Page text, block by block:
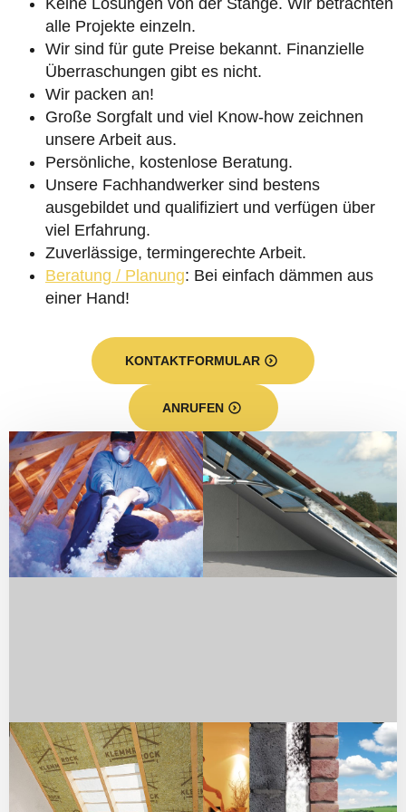
Keine Lösungen von der Stange. Wir betrachten
alle Projekte einzeln.
Wir sind für gute Preise bekannt. Finanzielle
Überraschungen gibt es nicht.
Wir packen an!
Große Sorgfalt und viel Know-how zeichnen
unsere Arbeit aus.
Persönliche, kostenlose Beratung.
Unsere Fachhandwerker sind bestens
ausgebildet und qualifiziert und verfügen über
viel Erfahrung.
Zuverlässige, termingerechte Arbeit.
Beratung / Planung: Bei einfach dämmen aus
einer Hand!
KONTAKTFORMULAR
ANRUFEN